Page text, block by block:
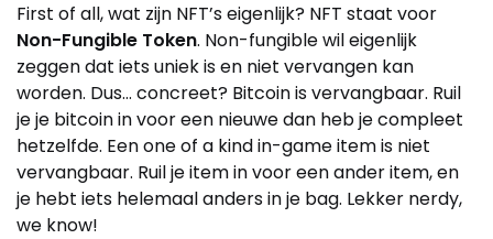
First of all, wat zijn NFT’s eigenlijk? NFT staat voor
Non-Fungible Token. Non-fungible wil eigenlijk
zeggen dat iets uniek is en niet vervangen kan
worden. Dus… concreet? Bitcoin is vervangbaar. Ruil
je je bitcoin in voor een nieuwe dan heb je compleet
hetzelfde. Een one of a kind in-game item is niet
vervangbaar. Ruil je item in voor een ander item, en
je hebt iets helemaal anders in je bag. Lekker nerdy,
we know!